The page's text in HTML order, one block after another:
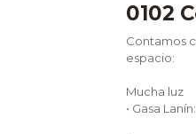
0102
Contamos
espacio:
Mucha luz
• Gasa